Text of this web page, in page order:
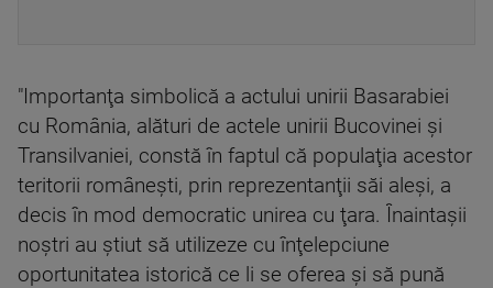
"Importanţa simbolică a actului unirii Basarabiei
cu România, alături de actele unirii Bucovinei şi
Transilvaniei, constă în faptul că populaţia acestor
teritorii româneşti, prin reprezentanţii săi aleşi, a
decis în mod democratic unirea cu ţara. Înaintaşii
noştri au ştiut să utilizeze cu înţelepciune
oportunitatea istorică ce li se oferea şi să pună